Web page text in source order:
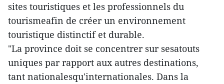
sites touristiques et les professionnels du
tourismeafin de créer un environnement
touristique distinctif et durable.
"La province doit se concentrer sur sesatouts
uniques par rapport aux autres destinations,
tant nationalesqu'internationales. Dans la